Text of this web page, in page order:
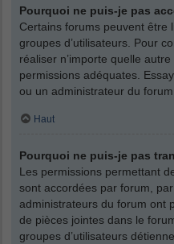
Pourquoi ne puis-je pas
Certains forums peuvent être
groupes d’utilisateurs. Pour
réaliser n’importe quelle
permissions adéquates.
ou un administrateur du
Haut
Pourquoi ne puis-je pas
Les permissions permettant
sont accordées par forum,
administrateurs du forum ont
de pièces jointes dans le
groupes d’utilisateurs